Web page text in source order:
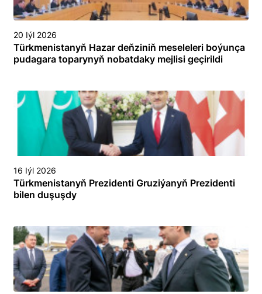
20 Iýl 2026
Türkmenistanyň Hazar deňziniň meseleleri boýunça
pudagara toparynyň nobatdaky mejlisi geçirildi
16 Iýl 2026
Türkmenistanyň Prezidenti Gruziýanyň Prezidenti
bilen duşuşdy